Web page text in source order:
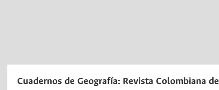
Cuadernos de Geografía: Revista Colombiana